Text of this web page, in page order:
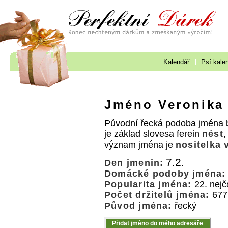
Kalendář Psí
Jméno Veronika
Původní řecká podoba
je základ slovesa ferein nést
význam jména je nositelka
Den jmenin: 7.2.
Domácké podoby jména:
Popularita jména: 22.
Počet držitelů jména:
Původ jména: řecký
Přidat jméno do mého adresáře